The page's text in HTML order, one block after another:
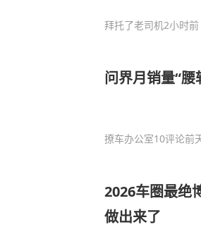
拜托了老司机2小时前
问界月销量“
撩车办公室10评论前
2026车圈最绝
做出来了